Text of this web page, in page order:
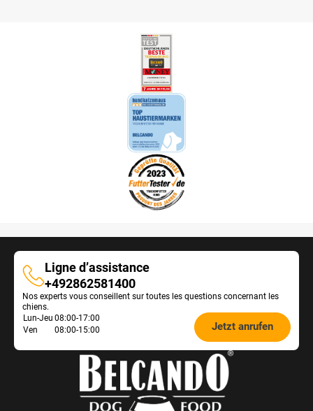
Ligne d’assistance
Ligne
d’assistance
+492862581400
Nos experts vous conseillent sur toutes les questions concernant les
chiens.
Öffnungszeiten
Futterberatung:
Lun-Jeu 08:00-17:00
Ven
08:00-15:00 Jetzt anrufen